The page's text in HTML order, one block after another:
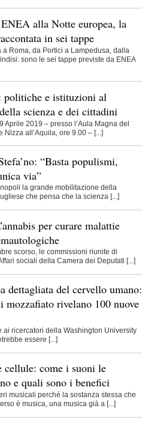
alla Notte europea, la
in sei tappe
a Roma, da Portici a Lampedusa, dalla
sono le sei tappe previste da ENEA
politiche e istituzioni al
scienza e dei cittadini
Aprile 2019 – presso l’Aula Magna del
Nizza all’Aquila, ore 9.00 – [...]
“Basta populismi,
via”
la grande mobilitazione della
che pensa che la scienza [...]
per curare malattie
scorso, le commissioni riunite di
sociali della Camera dei Deputati [...]
dettagliata del cervello umano:
mozzafiato rivelano 100 nuove
ai ricercatori della Washington University
essere [...]
cellule: come i suoni le
e quali sono i benefici
musicali perché la sostanza stessa che
è musica, una musica già a [...]